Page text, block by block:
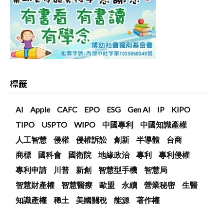
標籤
AI Apple CAFC EPO ESG Gen AI IP
KIPO
TIPO
USPTO WIPO 中國專利
中國知識產權
人工智慧
侵權 侵權訴訟 創新 半導體
台商
商標
國科會 國衛院 地緣政治 專利
專利侵權
專利申請
川普 新創 智慧型手機
智慧局
智慧財產權
智慧醫療 歐盟 永續 營業秘密
生醫
知識產權
稀土 美國關稅 能源
著作權